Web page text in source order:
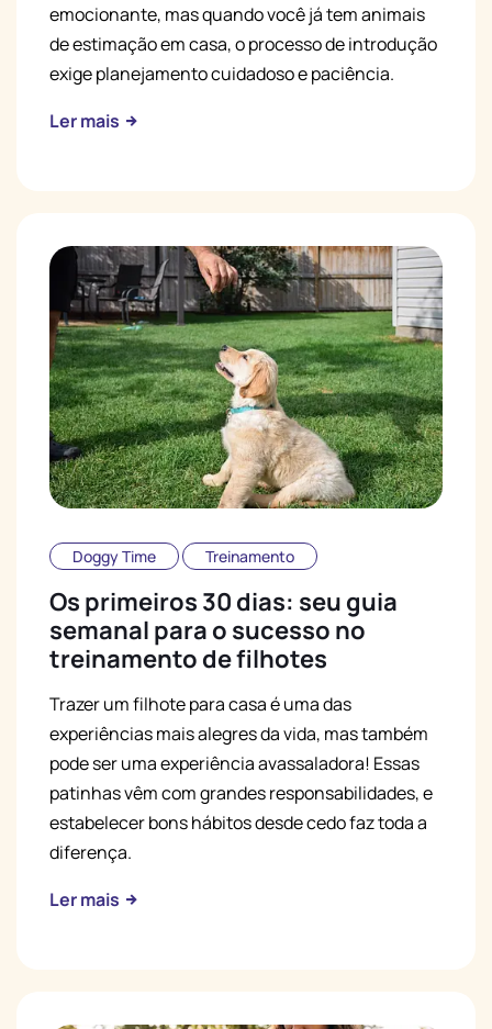
emocionante, mas quando você já tem animais
de estimação em casa, o processo de introdução
exige planejamento cuidadoso e paciência.
Ler mais
Doggy Time Treinamento
Os primeiros 30 dias: seu guia
semanal para o sucesso no
treinamento de filhotes
Trazer um filhote para casa é uma das
experiências mais alegres da vida, mas também
pode ser uma experiência avassaladora! Essas
patinhas vêm com grandes responsabilidades, e
estabelecer bons hábitos desde cedo faz toda a
diferença.
Ler mais